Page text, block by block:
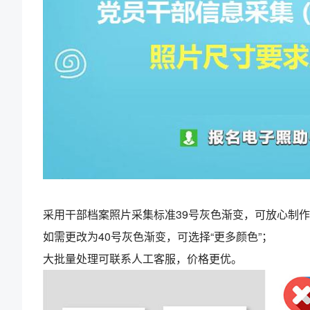
采用干部档案照片采集标准39号灰色渐变，可放心制
如需更改为40号灰色渐变，可选择“更多颜色”；
大批量处理可联系人工客服，价格更优。